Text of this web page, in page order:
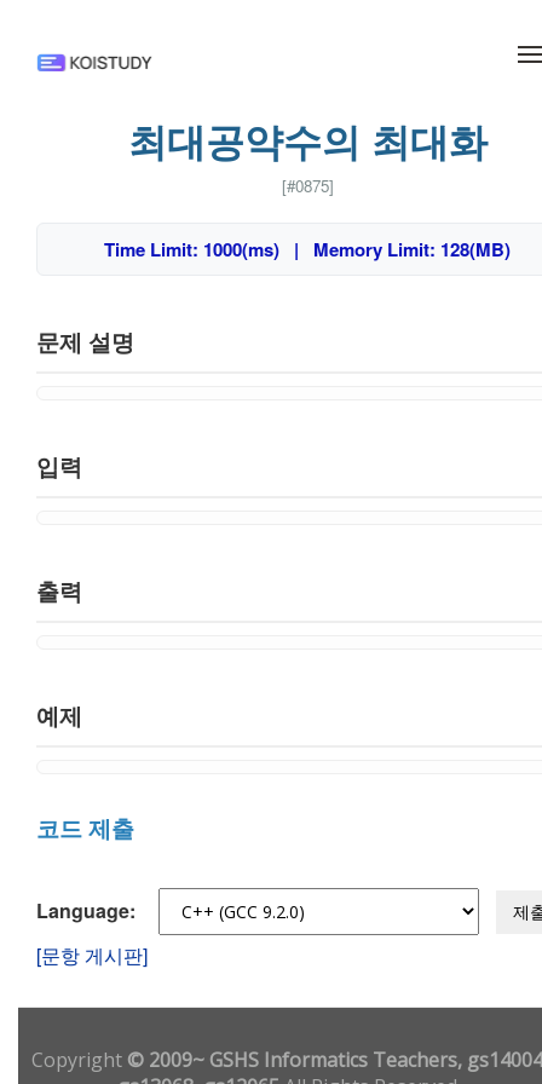
최대공약수의 최대화
[#0875]
Time Limit: 1000(ms) | Memory Limit: 128(MB)
문제 설명
입력
출력
예제
코드 제출
Language: 제
[문항 게시판]
Copyright© 2009~ GSHS Informatics Teachers,